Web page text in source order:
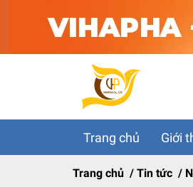
Trang chủ Giới
Trang chủ / Tin tức /